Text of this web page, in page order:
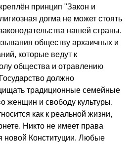
принцип "Закон и
догма не может стоять
нашей страны.
обществу архаичных и
которые ведут к
общества и отравлению
должно
традиционные семейные
женщин и свободу культуры.
как к реальной жизни,
Никто не имеет права
новой Конституции. Любые